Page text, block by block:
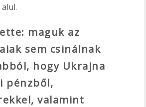
maguk az
sem csinálnak
hogy Ukrajna
pénzből,
valamint